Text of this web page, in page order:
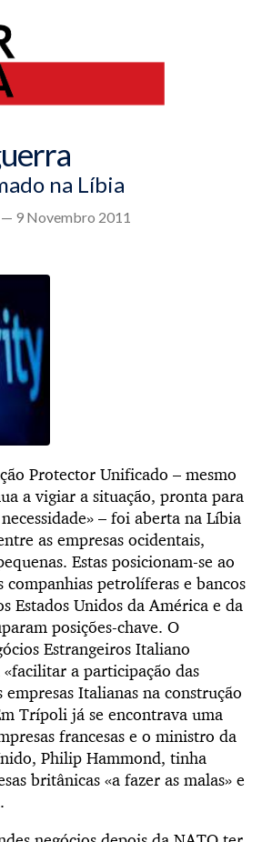
na Líbia
9 Novembro 2011
Protector Unificado – mesmo
a vigiar a situação, pronta para
– foi aberta na Líbia
as empresas ocidentais,
Estas posicionam-se ao
companhias petrolíferas e bancos
Estados Unidos da América e da
posições-chave. O
Estrangeiros Italiano
a participação das
empresas Italianas na construção
Trípoli já se encontrava uma
francesas e o ministro da
Philip Hammond, tinha
britânicas «a fazer as malas» e